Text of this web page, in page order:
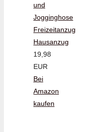
und
Jogginghose
Freizeitanzug
Hausanzug
19,98
EUR
Bei
Amazon
kaufen